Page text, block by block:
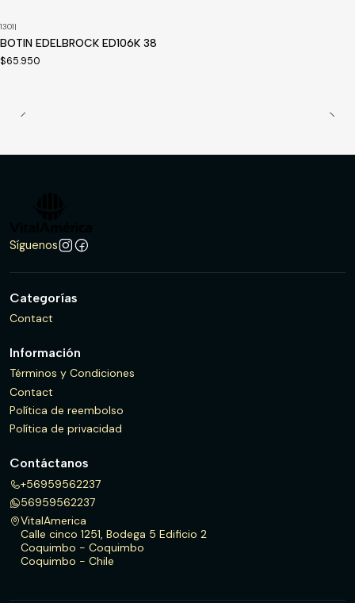
1301|
BOTIN EDELBROCK ED106K 38
$65.950
Síguenos
Categorías
Contact
Información
Términos y Condiciones
Contact
Política de reembolso
Política de privacidad
Contáctanos
+56959562237
56959562237
VitalAmerica
Calle cinco 1251, Bodega 5 Edificio 2
Coquimbo - Coquimbo
Coquimbo - Chile